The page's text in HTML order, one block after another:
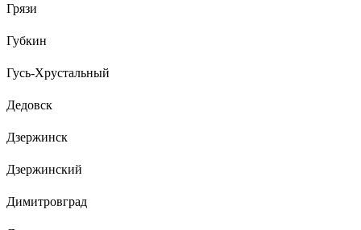
Грязи
Губкин
Гусь-Хрустальный
Дедовск
Дзержинск
Дзержинский
Димитровград